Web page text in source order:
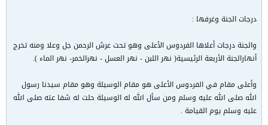
درجات الجنة وغرفها :
والجنة درجات أعلاها الفردوس الأعلى وهو تحت عرش الرحمن جل وعلا ومنه تخرج
أنهارالجنة الأربعة الرئيسية( نهر اللبن - نهر العسل - نهرالخمر- نهر الماء ).
وأعلى مقام في الفردوس الأعلى هو مقام الوسيلة وهو مقام سيدنا رسول
الله صلى الله عليه وسلم ومن سأل الله له الوسيلة حلت له شفا عته صلى الله
عليه وسلم يوم القيامة .